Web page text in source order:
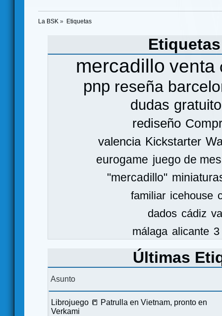
La BSK » Etiquetas
mercadillo venta
pnp reseña
dudas gratuito
rediseño
valencia Kickstarter
eurogame juego de
"mercadillo"
familiar icehouse
dados cádiz
málaga alicante
Últimas
Asunto
Librojuego 📒 Patrulla en Vietnam, pronto en
Verkami